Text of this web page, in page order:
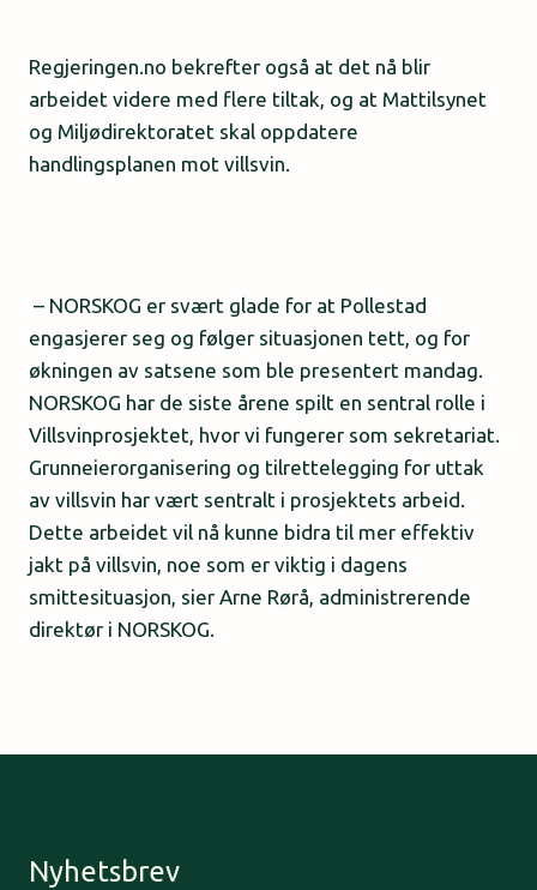
Regjeringen.no bekrefter også at det nå blir
arbeidet videre med flere tiltak, og at Mattilsynet
og Miljødirektoratet skal oppdatere
handlingsplanen mot villsvin.
– NORSKOG er svært glade for at Pollestad
engasjerer seg og følger situasjonen tett, og for
økningen av satsene som ble presentert mandag.
NORSKOG har de siste årene spilt en sentral rolle i
Villsvinprosjektet, hvor vi fungerer som sekretariat.
Grunneierorganisering og tilrettelegging for uttak
av villsvin har vært sentralt i prosjektets arbeid.
Dette arbeidet vil nå kunne bidra til mer effektiv
jakt på villsvin, noe som er viktig i dagens
smittesituasjon, sier Arne Rørå, administrerende
direktør i NORSKOG.
Nyhetsbrev